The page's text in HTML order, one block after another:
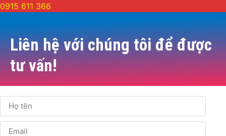
0915 611 366
Liên hệ với chúng tôi để được
tư vấn!